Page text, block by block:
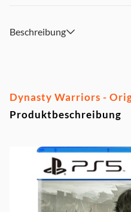
Beschreibung
Dynasty Warriors -
Produktbeschreibung